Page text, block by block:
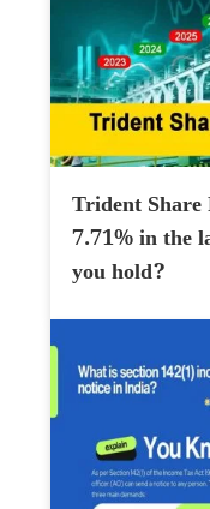
Trident Share
7.71% in the
you hold?